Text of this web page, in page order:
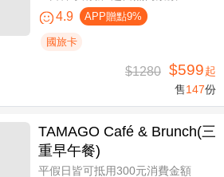
4.9 APP贈點9%
國旅卡
$1280 $599起
售147份
TAMAGO Café & Brunch(三
重早午餐)
平假日皆可抵用300元消費金額